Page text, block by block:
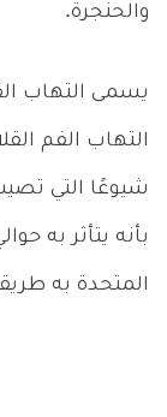
والحنجرة.
يسمى التهاب
شيوعًا التي
المتحدة به